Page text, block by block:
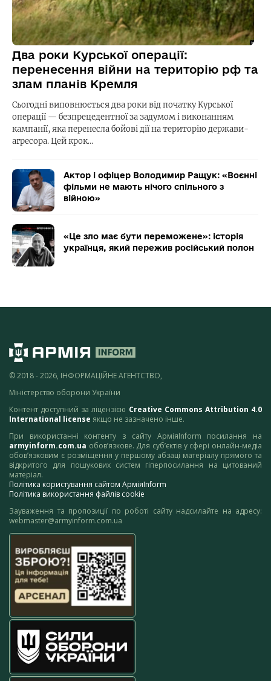
Два роки Курської операції:
перенесення війни на територію рф та
злам планів Кремля
Сьогодні виповнюється два роки від початку Курської
операції — безпрецедентної за задумом і виконанням
кампанії, яка перенесла бойові дії на територію держави-
агресора. Цей крок…
Актор і офіцер Володимир Ращук: «Воєнні
фільми не мають нічого спільного з
війною»
«Це зло має бути переможене»: історія
українця, який пережив російський полон
© 2018 - 2026, ІНФОРМАЦІЙНЕ АГЕНТСТВО,
Міністерство оборони України
Контент доступний за ліцензією Creative Commons Attribution 4.0
International license якщо не зазначено інше.
При використанні контенту з сайту АрміяInform посилання на
armyinform.com.ua обов’язкове. Для суб’єктів у сфері онлайн-медіа
обов’язковим є розміщення у першому абзаці матеріалу прямого та
відкритого для пошукових систем гіперпосилання на цитований
матеріал.
Політика користування сайтом АрміяInform
Політика використання файлів cookie
Зауваження та пропозиції по роботі сайту надсилайте на адресу:
webmaster@armyinform.com.ua